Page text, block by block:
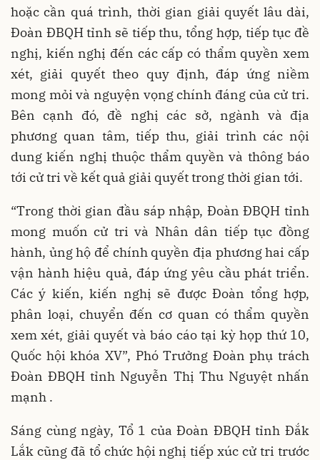
hoặc cần quá trình, thời gian giải quyết lâu dài,
Đoàn ĐBQH tỉnh sẽ tiếp thu, tổng hợp, tiếp tục đề
nghị, kiến nghị đến các cấp có thẩm quyền xem
xét, giải quyết theo quy định, đáp ứng niềm
mong mỏi và nguyện vọng chính đáng của cử tri.
Bên cạnh đó, đề nghị các sở, ngành và địa
phương quan tâm, tiếp thu, giải trình các nội
dung kiến nghị thuộc thẩm quyền và thông báo
tới cử tri về kết quả giải quyết trong thời gian tới.
“Trong thời gian đầu sáp nhập, Đoàn ĐBQH tỉnh
mong muốn cử tri và Nhân dân tiếp tục đồng
hành, ủng hộ để chính quyền địa phương hai cấp
vận hành hiệu quả, đáp ứng yêu cầu phát triển.
Các ý kiến, kiến nghị sẽ được Đoàn tổng hợp,
phân loại, chuyển đến cơ quan có thẩm quyền
xem xét, giải quyết và báo cáo tại kỳ họp thứ 10,
Quốc hội khóa XV”, Phó Trưởng Đoàn phụ trách
Đoàn ĐBQH tỉnh Nguyễn Thị Thu Nguyệt nhấn
mạnh .
Sáng cùng ngày, Tổ 1 của Đoàn ĐBQH tỉnh Đắk
Lắk cũng đã tổ chức hội nghị tiếp xúc cử tri trước